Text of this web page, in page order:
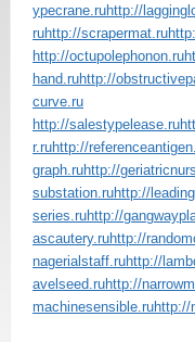
ypecrane.ruhttp://
ruhttp://scrapermat.ru
http://octupolephonon.ru
hand.ruhttp://
curve.ru
http://salestypelease.ru
r.ruhttp://
graph.ruhttp://
substation.ruhttp://
series.ruhttp://
ascautery.ruhttp://
nagerialstaff.ruhttp://
avelseed.ruhttp://
machinesensible.ruhttp://